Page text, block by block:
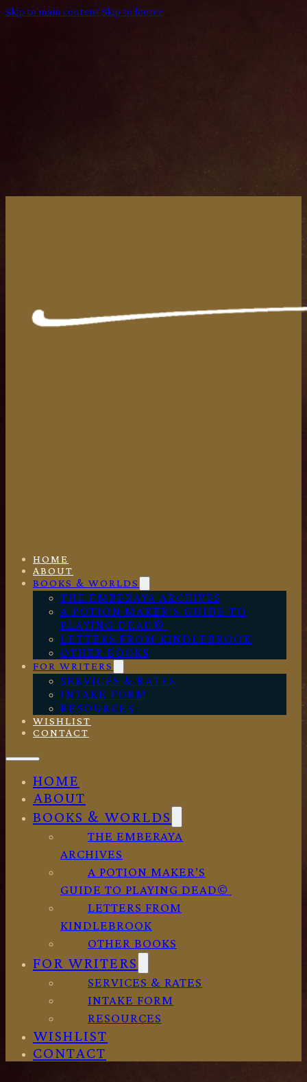
Skip to main contentSkip to footer
HOME
ABOUT
BOOKS & WORLDS
THE EMBERAYA ARCHIVES
A POTION MAKER’S GUIDE TO
PLAYING DEAD©
LETTERS FROM KINDLEBROOK
OTHER BOOKS
FOR WRITERS
SERVICES & RATES
INTAKE FORM
RESOURCES
WISHLIST
CONTACT
HOME
ABOUT
BOOKS & WORLDS
THE EMBERAYA
ARCHIVES
A POTION MAKER’S
GUIDE TO PLAYING DEAD©
LETTERS FROM
KINDLEBROOK
OTHER BOOKS
FOR WRITERS
SERVICES & RATES
INTAKE FORM
RESOURCES
WISHLIST
CONTACT